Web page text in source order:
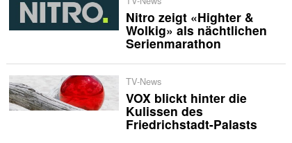
Nitro zeigt «Highter &
Wolkig» als nächtlichen
Serienmarathon
TV-News
VOX blickt hinter die
Kulissen des
Friedrichstadt-Palasts